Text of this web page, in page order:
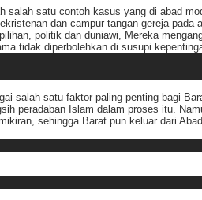
salah satu contoh kasus yang di abad
dan campur tangan gereja
politik dan duniawi, Mereka
tidak diperbolehkan di susupi
salah satu faktor paling penting bagi
peradaban Islam dalam proses itu.
sehingga Barat pun keluar dari